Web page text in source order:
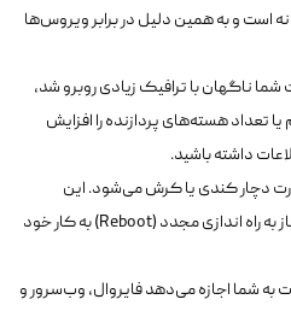
و به همین دلیل در برابر ویروس‌ها
ناگهان با ترافیک زیادی روبرو شد،
تعداد هسته‌های پردازنده را افزایش
داشته باشید.
دچار کندی یا کرش می‌شود. این
سیستم‌عامل می‌تواند ماه‌ها بدون نیاز به راه اندازی مجدد (Reboot) به کار خود
شما اجازه می‌دهد فایروال، وب‌سرور و